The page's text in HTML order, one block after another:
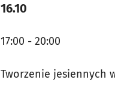
16.10
17:00 - 20:00
Tworzenie jesiennych